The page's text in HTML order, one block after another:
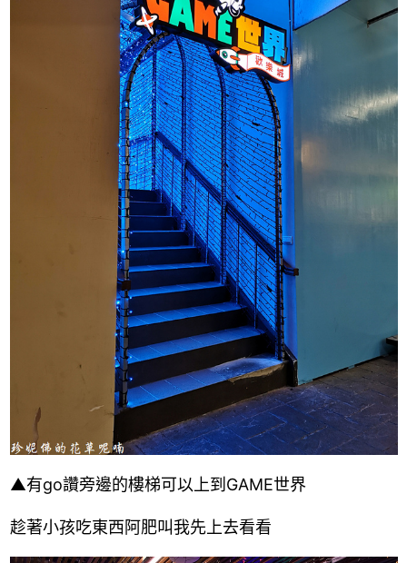
▲有go讚旁邊的樓梯可以上到GAME世界
趁著小孩吃東西阿肥叫我先上去看看